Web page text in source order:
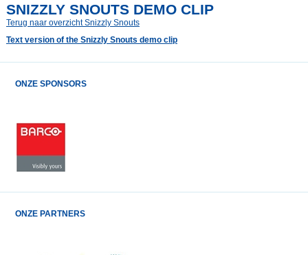
SNIZZLY SNOUTS DEMO CLIP
Terug naar overzicht Snizzly Snouts
Text version of the Snizzly Snouts demo clip
ONZE SPONSORS
ONZE PARTNERS